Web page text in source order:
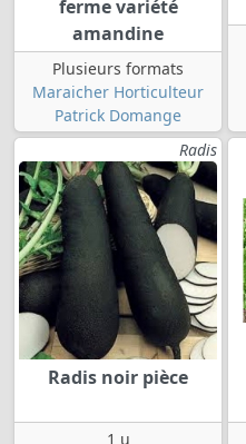
ferme variété
amandine
Plusieurs formats
Maraicher Horticulteur
Patrick Domange
Radis
Radis noir pièce
1 u